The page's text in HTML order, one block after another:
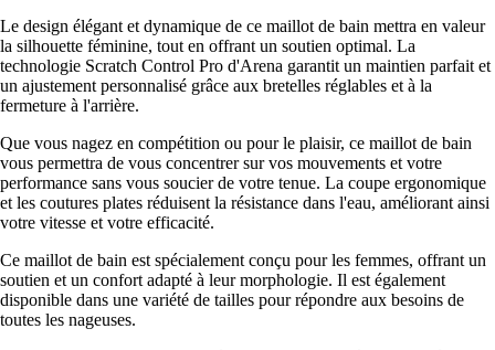
Le design élégant et dynamique de ce maillot de bain mettra en valeur
la silhouette féminine, tout en offrant un soutien optimal. La
technologie Scratch Control Pro d'Arena garantit un maintien parfait et
un ajustement personnalisé grâce aux bretelles réglables et à la
fermeture à l'arrière.
Que vous nagez en compétition ou pour le plaisir, ce maillot de bain
vous permettra de vous concentrer sur vos mouvements et votre
performance sans vous soucier de votre tenue. La coupe ergonomique
et les coutures plates réduisent la résistance dans l'eau, améliorant ainsi
votre vitesse et votre efficacité.
Ce maillot de bain est spécialement conçu pour les femmes, offrant un
soutien et un confort adapté à leur morphologie. Il est également
disponible dans une variété de tailles pour répondre aux besoins de
toutes les nageuses.